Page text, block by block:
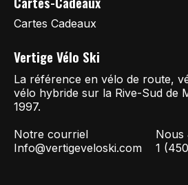
Cartes Cadeaux
Vertige Vélo Ski
La référence en vélo de route,
vélo hybride sur la Rive-Sud de
1997.
Notre courriel
Info@vertigeveloski.com
Nous
1